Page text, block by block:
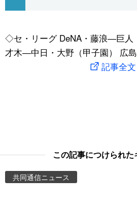
社会
スポーツ・東京2020
旅と暮らし
Images
科学・技術
暮らし
◇セ・リーグ DeNA・藤浪―巨人
才木―中日・大野（甲子園） 広
記事全
この記事につけられた
共同通信ニュース